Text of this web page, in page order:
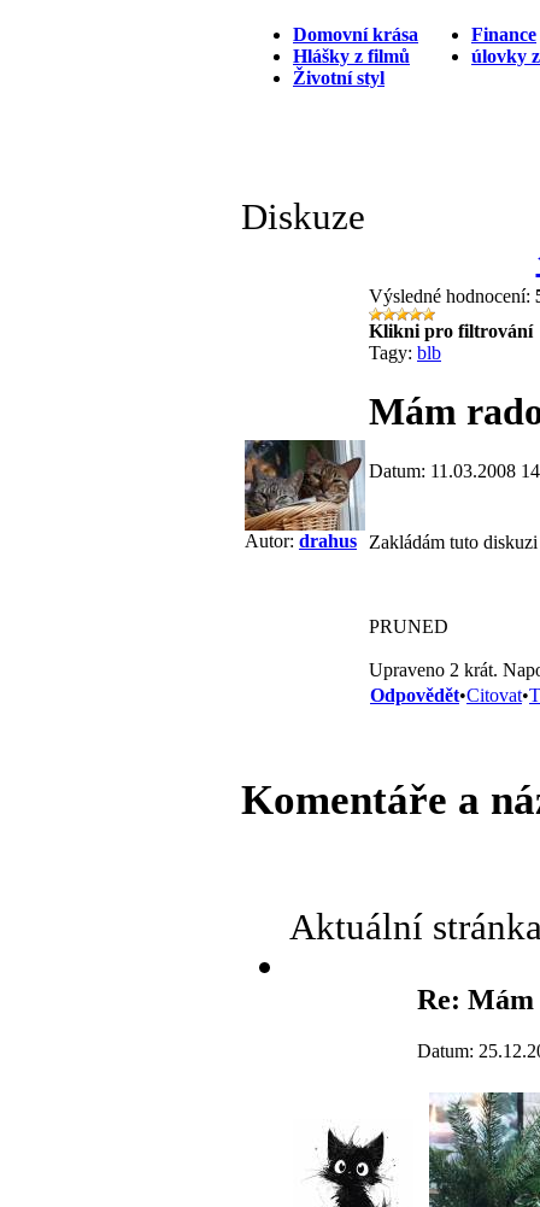
Domovní krása
Hlášky z filmů
Životní styl
Finance
úlovky
Diskuze
Autor: drahus
Výsledné hodnocení:
Klikni pro filtrování
Tagy: blb
Mám
Datum: 11.03.2008
Zakládám tuto
PRUNED
Upraveno 2 krát.
Odpovědět•Citovat•
Komentáře a
Aktuální
Re: Mám
Datum: